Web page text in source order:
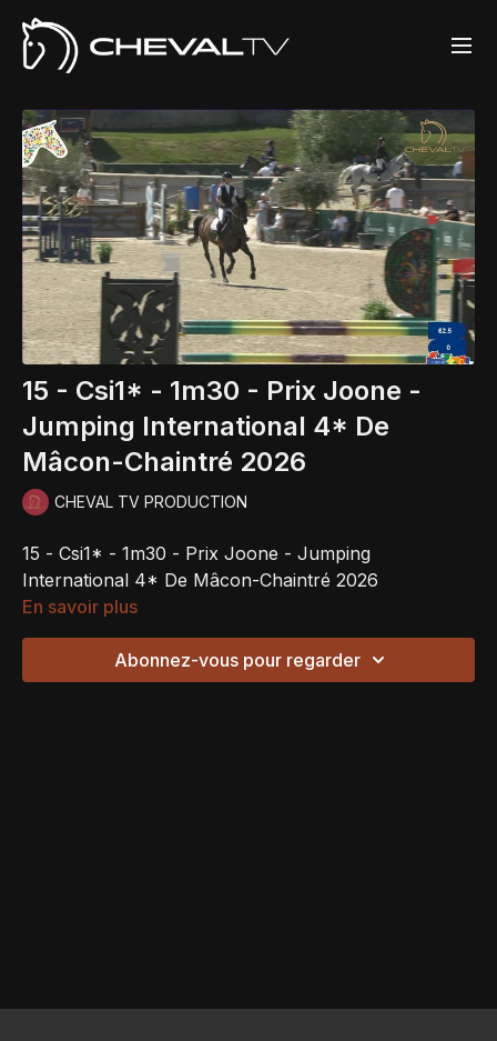
15 - Csi1* - 1m30 - Prix Joone -
Jumping International 4* De
Mâcon-Chaintré 2026
CHEVAL TV PRODUCTION
15 - Csi1* - 1m30 - Prix Joone - Jumping
International 4* De Mâcon-Chaintré 2026
En savoir plus
Abonnez-vous pour regarder